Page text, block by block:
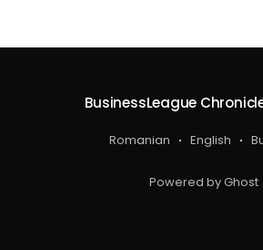
BusinessLeague
Romanian English
Powered by Ghost